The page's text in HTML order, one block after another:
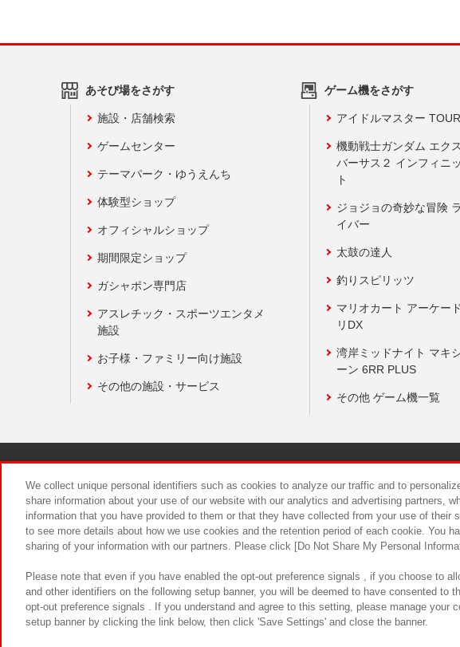
あそび場をさがす
施設・店舗検索
ゲームセンター
テーマパーク・ゆうえんち
体験型ショップ
オフィシャルショップ
期間限定ショップ
ガシャポン専門店
アスレチック・スポーツエンタメ
施設
お子様・ファミリー向け施設
その他の施設・サービス
ゲーム機をさがす
アイドルマスター
機動戦士ガンダム エク
バーサス２ インフィニ
ト
ジョジョの奇妙な冒険
イバー
太鼓の達人
釣りスピリッツ
マリオカート アーケー
リDX
湾岸ミッドナイト マキ
ーン 6RR PLUS
その他 ゲーム機一覧
食品のご提供について カス
We collect unique personal identifiers such as cookies to analyze our traffic and to
share information about your use of our website with our analytics and advertising partners,
information that you have provided to them or that they have collected from your use of their
to see more details about how we use cookies and the retention period of each cookie. You
sharing of your information with our partners. Please click [Do Not Share My Personal
Please note that even if you have enabled the opt-out preference signals , if you choose to
and other identifiers on the following setup banner, you will be deemed to have consented to
opt-out preference signals . If you understand and agree to this setting, please manage your
setup banner by clicking the link below, then click 'Save Settings' and close the banner.